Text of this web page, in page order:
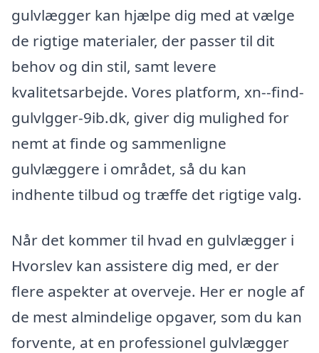
gulvlægger kan hjælpe dig med at vælge
de rigtige materialer, der passer til dit
behov og din stil, samt levere
kvalitetsarbejde. Vores platform, xn--find-
gulvlgger-9ib.dk, giver dig mulighed for
nemt at finde og sammenligne
gulvlæggere i området, så du kan
indhente tilbud og træffe det rigtige valg.
Når det kommer til hvad en gulvlægger i
Hvorslev kan assistere dig med, er der
flere aspekter at overveje. Her er nogle af
de mest almindelige opgaver, som du kan
forvente, at en professionel gulvlægger